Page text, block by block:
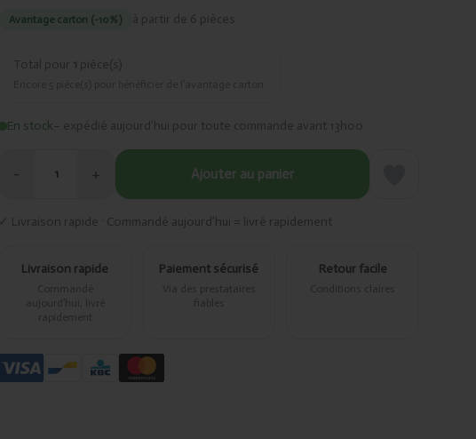
Avantage carton (-10%) à partir de 6 pièces
Total pour 1 pièce(s)
En stock– expédié aujourd’hui pour toute commande avant 13h00
− 1 + Ajouter au panier
✓ Livraison rapide · Commandé aujourd’hui = livré rapidement
Livraison rapide
Commandé
aujourd’hui, livré
rapidement
Paiement sécurisé
Via des prestataires
fiables
Retour facile
Conditions claires